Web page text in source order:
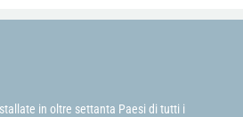
in oltre settanta Paesi di tutti i